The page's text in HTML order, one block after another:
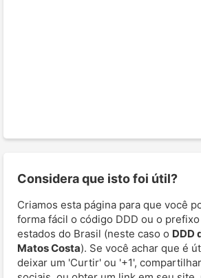
Considera que isto foi útil?
Criamos esta página para que você
forma fácil o código DDD ou o
estados do Brasil (neste caso o DDD
Matos Costa). Se você achar que é
deixar um 'Curtir' ou '+1',